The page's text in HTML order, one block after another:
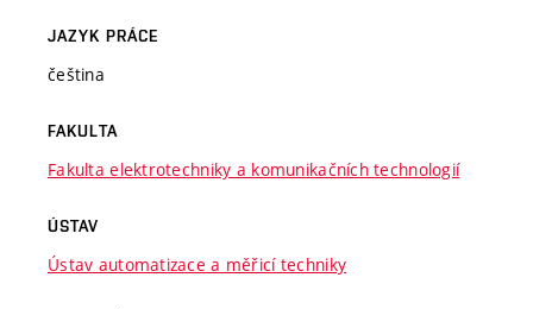
JAZYK PRÁCE
čeština
FAKULTA
Fakulta elektrotechniky a komunikačních technologií
ÚSTAV
Ústav automatizace a měřicí techniky